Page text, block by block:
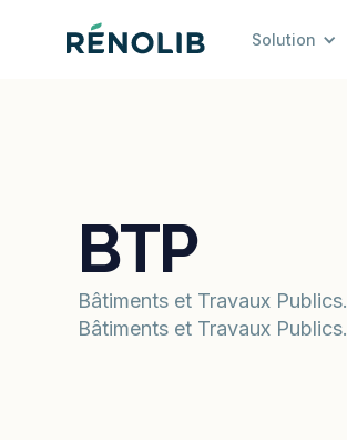
Solution
BTP
Bâtiments et Travaux Publics.
Bâtiments et Travaux Publics.